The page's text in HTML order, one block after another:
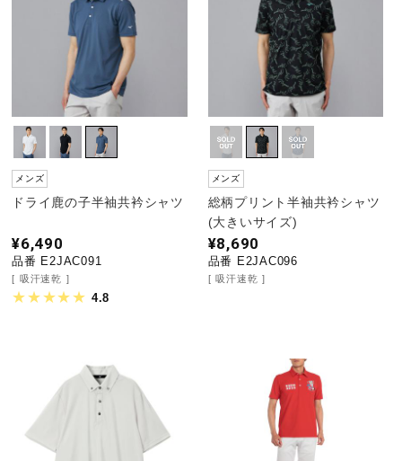
メンズ
ドライ鹿の子半袖共衿シャツ
¥6,490
品番 E2JAC091
吸汗速乾
4.8
メンズ
総柄プリント半袖共衿シャツ
(大きいサイズ)
¥8,690
品番 E2JAC096
吸汗速乾